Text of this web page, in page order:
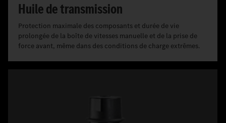
Huile de transmission
Protection maximale des composants et durée de vie
prolongée de la boîte de vitesses manuelle et de la prise de
force avant, même dans des conditions de charge extrêmes.